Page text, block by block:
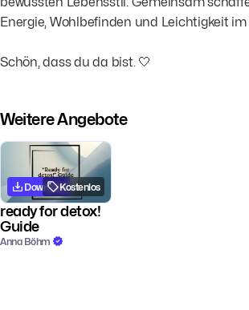
Energie, Wohlbefinden und Leichtigkeit im
Schön, dass du da bist. 🤍
Weitere Angebote
DownloadKostenlos
ready for detox!
Guide
Anna Böhm